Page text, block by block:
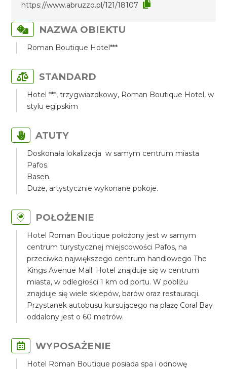
https://www.abruzzo.pl/121/18107
NAZWA OBIEKTU
Roman Boutique Hotel***
STANDARD
Hotel ***, trzygwiazdkowy, Roman Boutique Hotel, w
stylu egipskim
ATUTY
Doskonała lokalizacja w samym centrum miasta
Pafos.
Basen.
Duże, artystycznie wykonane pokoje.
POŁOŻENIE
Hotel Roman Boutique położony jest w samym
centrum turystycznej miejscowości Pafos, na
przeciwko największego centrum handlowego The
Kings Avenue Mall. Hotel znajduje się w centrum
miasta, w odległości 1 km od portu. W pobliżu
znajduje się wiele sklepów, barów oraz restauracji.
Przystanek autobusu kursującego na plażę Coral Bay
oddalony jest o 60 metrów.
WYPOSAŻENIE
Hotel Roman Boutique posiada spa i odnowę